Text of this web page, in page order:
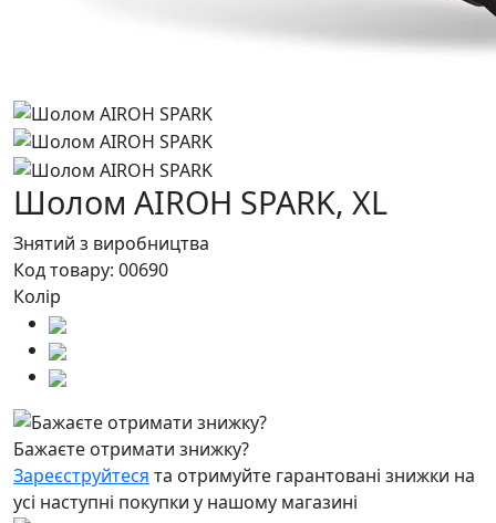
Шолом AIROH SPARK, XL
Знятий з виробництва
Код товару: 00690
Колір
Бажаєте отримати знижку?
Зареєструйтеся та отримуйте гарантовані знижки на
усі наступні покупки у нашому магазині